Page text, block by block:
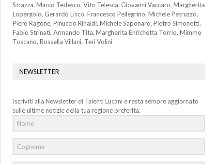
Strazza, Marco Tedesco, Vito Telesca, Giovanni Vaccaro, Margherita
Lopergolo, Gerardo Lisco, Francesco Pellegrino, Michele Petruzzo,
Piero Ragone, Pinuccio Rinaldi, Michele Saponaro, Pietro Simonetti,
Fabio Strinati, Armando Tita, Margherita Enrichetta Torrio, Mimmo
Toscano, Rossella Villani, Teri Volini
NEWSLETTER
Iscriviti alla Newsletter di Talenti Lucani e resta sempre aggiornato
sulle ultime notizie della tua regione preferita.